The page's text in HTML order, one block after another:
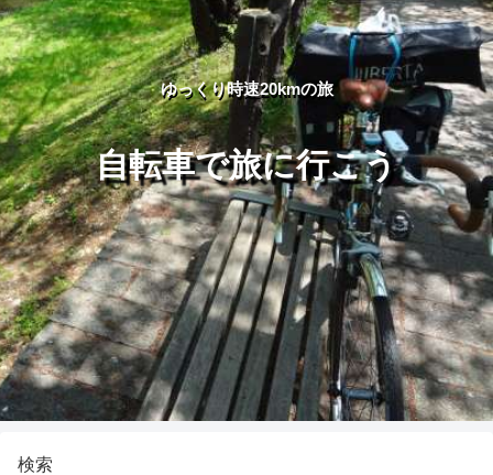
ゆっくり時速20kmの旅
自転車で旅に行こう
検索